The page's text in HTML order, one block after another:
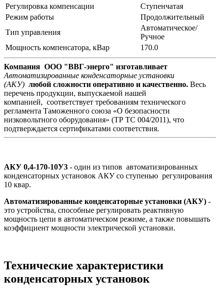
Регулировка компенсации
Ступенчатая
Режим работы
Продолжительный
Тип управления
Автоматическое/
Ручное
Мощность компенсатора, кВар
170.0
Компания ООО "ВВГ-энерго" изготавливает
Автоматизированные конденсаторные установки
(АКУ) любой сложности оперативно и качественно. Весь
перечень продукции, выпускаемой нашей
компанией, соответствует требованиям технического
регламента Таможенного союза «О безопасности
низковольтного оборудования» (ТР ТС 004/2011), что
подтверждается сертификатами соответствия.
АКУ 0,4-170-10У3 - один из типов автоматизированных
конденсаторных установок АКУ со ступенью регулирования
10 квар.
Автоматизированные конденсаторные установки (АКУ) -
это устройства, способные регулировать реактивную
мощность цепи в автоматическом режиме, а также повышать
коэффициент мощности электрической установки.
Технические характеристики
конденсаторных установок